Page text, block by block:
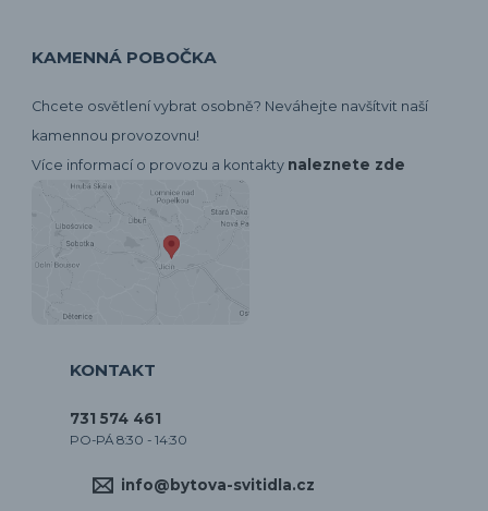
KAMENNÁ POBOČKA
Chcete osvětlení vybrat osobně? Neváhejte navšítvit naší
kamennou provozovnu!
Více informací o provozu a kontakty naleznete zde
KONTAKT
731 574 461
PO-PÁ 8:30 - 14:30
info@bytova-svitidla.cz